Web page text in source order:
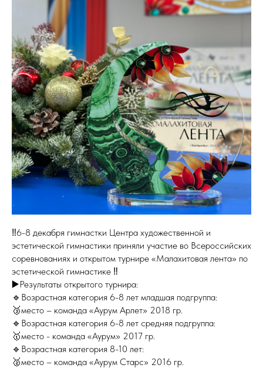
‼️6-8 декабря гимнастки Центра художественной и
эстетической гимнастики приняли участие во Всероссийских
соревнованиях и открытом турнире «Малахитовая лента» по
эстетической гимнастике ‼️
▶️Результаты открытого турнира:
🔹Возрастная категория 6-8 лет младшая подгруппа:
🥉место – команда «Аурум Арлет» 2018 гр.
🔹Возрастная категория 6-8 лет средняя подгруппа:
🥇место - команда «Аурум» 2017 гр.
🔹Возрастная категория 8-10 лет:
🥈место – команда «Аурум Старс» 2016 гр.